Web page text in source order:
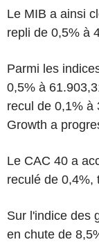
Le MIB a ainsi
repli de 0,5% à
Parmi les
0,5% à
recul de 0,1% à
Growth a
Le CAC 40 a
reculé de 0,4%,
Sur l'indice des
en chute de